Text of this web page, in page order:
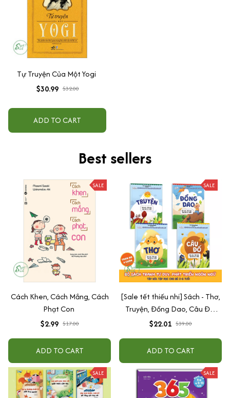
Tự Truyện Của Một Yogi
$30.99 $32.00
ADD TO CART
Best sellers
SALE
Cách Khen, Cách Mắng, Cách
Phạt Con
$2.99 $17.00
ADD TO CART
SALE
[Sale tết thiếu nhi] Sách - Thơ,
Truyện, Đồng Dao, Câu Đố,
Tập Nói Tập Đọc Cho Bé 0-6
$22.01 $39.00
ADD TO CART
SALE SALE